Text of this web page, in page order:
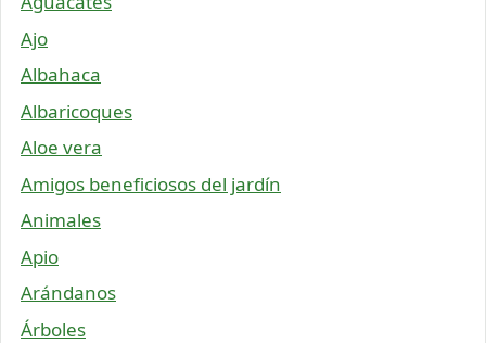
Ajo
Albahaca
Albaricoques
Aloe vera
Amigos beneficiosos del jardín
Animales
Apio
Arándanos
Árboles